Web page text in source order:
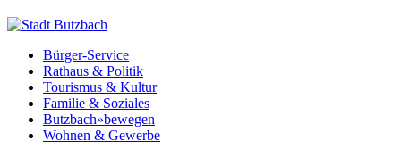
Bürger-Service
Rathaus & Politik
Tourismus & Kultur
Familie & Soziales
Butzbach»bewegen
Wohnen & Gewerbe